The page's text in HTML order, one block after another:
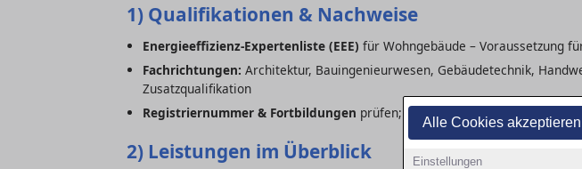
Alle Cookies akzeptieren
Einstellungen
1) Qualifikationen & Nachweise
Energieeffizienz-Expertenliste (EEE) für Wohngebäude – Voraussetzung
Fachrichtungen: Architektur, Bauingenieurwesen, Gebäudetechnik,
Zusatzqualifikation
Registriernummer & Fortbildungen prüfen; Referenzen ähnlich gelagerter
2) Leistungen im Überblick